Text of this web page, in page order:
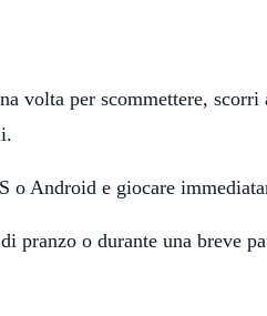
volta per scommettere,
o Android e giocare
pranzo o durante una breve